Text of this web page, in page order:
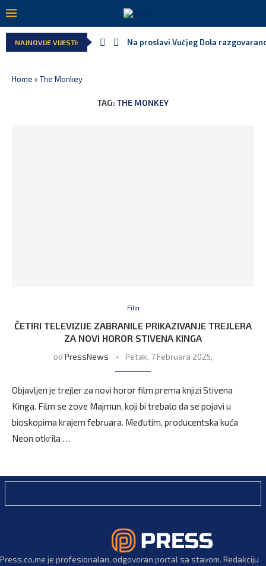
NAJNOVIJE VIJESTI: Na proslavi Vučjeg Dola
Home »The Monkey
TAG: THE MONKEY
Film
ČETIRI TELEVIZIJE ZABRANILE PRIKAZIVANJE TREJLERA
ZA NOVI HOROR STIVENA KINGA
od PressNews Petak, 7 Februara 2025,
Objavljen je trejler za novi horor film prema knjizi Stivena
Kinga. Film se zove Majmun, koji bi trebalo da se pojavi u
bioskopima krajem februara. Međutim, producentska kuća
Neon otkrila …
Press.co.me je profesionalan, odgovoran portal sa stavom. Redakciju